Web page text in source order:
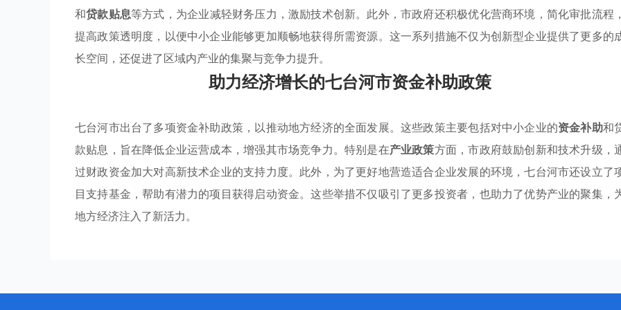
和贷款贴息等方式，为企业减轻财务压力，激励技术创新。此外，市政府还积极优化营商环境，简化审批流程，
提高政策透明度，以便中小企业能够更加顺畅地获得所需资源。这一系列措施不仅为创新型企业提供了更多的
长空间，还促进了区域内产业的集聚与竞争力提升。
助力经济增长的七台河市资金补助政策
七台河市出台了多项资金补助政策，以推动地方经济的全面发展。这些政策主要包括对中小企业的资金补助和
款贴息，旨在降低企业运营成本，增强其市场竞争力。特别是在产业政策方面，市政府鼓励创新和技术升级，
过财政资金加大对高新技术企业的支持力度。此外，为了更好地营造适合企业发展的环境，七台河市还设立了
目支持基金，帮助有潜力的项目获得启动资金。这些举措不仅吸引了更多投资者，也助力了优势产业的聚集，
地方经济注入了新活力。